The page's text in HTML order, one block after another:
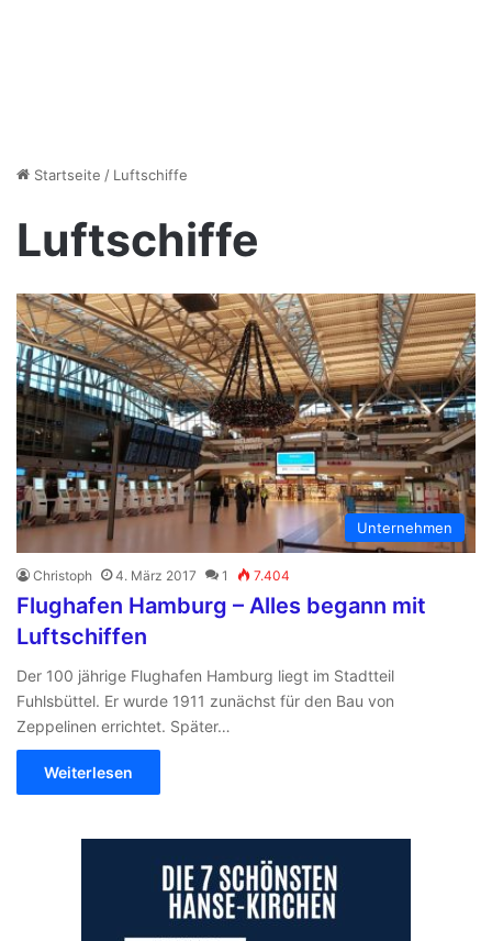
Startseite / Luftschiffe
Luftschiffe
Unternehmen
Christoph 4. März 2017 1 7.404
Flughafen Hamburg – Alles begann mit
Luftschiffen
Der 100 jährige Flughafen Hamburg liegt im Stadtteil
Fuhlsbüttel. Er wurde 1911 zunächst für den Bau von
Zeppelinen errichtet. Später…
Weiterlesen